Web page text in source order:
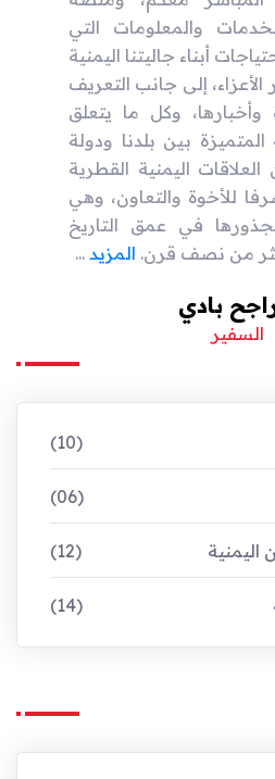
والمعلومات التي
أبناء جاليتنا اليمنية
الأعزاء، إلى جانب التعريف
وكل ما يتعلق
المتميزة بين بلدنا ودولة
اليمنية القطرية
للأخوة والتعاون، وهي
في عمق التاريخ
من نصف قرن. المزيد ...
بادي
السفير
(10)
(06)
اليمنية (12)
(14)